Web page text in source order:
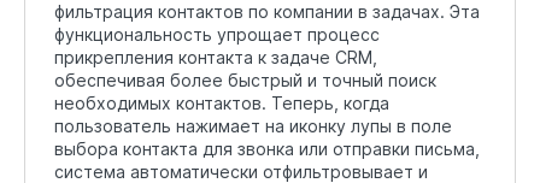
фильтрация контактов по компании в задачах. Эта
функциональность упрощает процесс
прикрепления контакта к задаче CRM,
обеспечивая более быстрый и точный поиск
необходимых контактов. Теперь, когда
пользователь нажимает на иконку лупы в поле
выбора контакта для звонка или отправки письма,
система автоматически отфильтровывает и